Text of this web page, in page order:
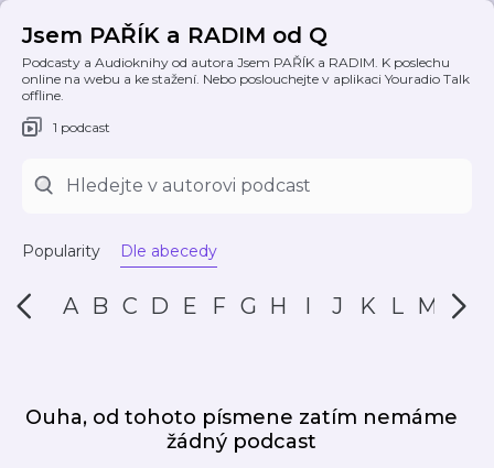
Jsem PAŘÍK a RADIM od Q
Podcasty a Audioknihy od autora Jsem PAŘÍK a RADIM. K poslechu
online na webu a ke stažení. Nebo poslouchejte v aplikaci Youradio Talk
offline.
1 podcast
Popularity Dle abecedy
A B C D E F G H I J K L M N
Ouha, od tohoto písmene zatím nemáme
žádný podcast